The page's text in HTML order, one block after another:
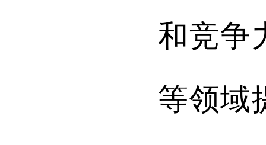
和竞争
等领域